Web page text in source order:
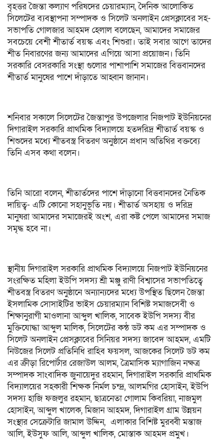
বৃহত্তর জৈন্তা কল্যাণ পরিষদের চেয়ারম্যান, দৈনিক আলোকিত
সিলেটের ব্যবস্থাপনা সম্পাদক ও সিলেট অনলাইন প্রেসক্লাবের সহ-
সভাপতি গোলজার আহমদ হেলাল বলেছেন, আমাদের সমাজের
সবচেয়ে বেশী শীতার্ত বয়স্ক এবং শিশুরা। তাই সবার আগে তাদের
শীত নিবারণের জন্য আমাদের এগিয়ে আসা প্রয়োজন। তিনি
সরকারি বেসরকারি সংস্থা গুলোর পাশাপাশি সমাজের বিত্তবানদের
শীতার্ত মানুষের পাশে দাঁড়াতে আহ্বান জানান।
শনিবার সকালে সিলেটের জৈন্তাপুর উপজেলার নিজপাট ইউনিয়নের
দিগারাইল সরকারি প্রাথমিক বিদ্যালয়ে হতদরিদ্র শীতার্ত বয়স্ক ও
শিশুদের মধ্যে শীতবস্ত্র বিতরণ অনুষ্ঠানে প্রধান অতিথির বক্তব্যে
তিনি এসব কথা বলেন।
তিনি আরো বলেন, শীতার্তদের পাশে দাঁড়ানো বিত্তবানদের নৈতিক
দায়িত্ব- এটি কোনো সহানুভূতি নয়। শীতার্ত অসহায় ও দরিদ্র
মানুষরা আমাদের সমাজেরই অংশ, এরা কষ্ট পেলে আমাদের সমাজ
সমৃদ্ধ হবে না।
স্থানীয় দিগারাইল সরকারি প্রাথমিক বিদ্যালয়ে নিজপাট ইউনিয়নের
সংরক্ষিত মহিলা ইউপি সদস্য শ্রী মঞ্জু রাণী বিশ্বাসের সভাপতিত্বে
শীতবস্ত্র বিতরণ অনুষ্ঠানে অন্যান্যদের মধ্যে উপস্থিত ছিলেন জৈন্তা
ইসলামিক সোসাইটির ভাইস চেয়ারম্যান বিশিষ্ট সমাজসেবী ও
শিক্ষানুরাগী মাওলানা আব্দুল খালিক, সাবেক ইউপি সদস্য বীর
মুক্তিযোদ্ধা আব্দুল মালিক, সিলেটের কন্ঠ ডট কম এর সম্পাদক ও
সিলেট অনলাইন প্রেসক্লাবের সিনিয়র সদস্য জাবেদ আহমদ, এমটি
নিউজের সিলেট প্রতিনিধি রাহিব ফয়সল, আজকের সিলেট ডট কম
এর ক্রীড়া রিপোর্টার রেজাউল আলম, ত্রৈমাসিক ম্যাগাজিন নক্ষত্র
সম্পাদক সাংবাদিক জুনায়েদুর রহমান, দিগারাইল সরকারি প্রাথমিক
বিদ্যালয়ের সহকারী শিক্ষক নির্মল চন্দ্র, আলমগির হোসাইন, ইউপি
সদস্য হাজি ফজলুর রহমান, ছাত্রনেতা গোলাম কিবরিয়া, নাজমুল
হোসাইন, আব্দুল খালেক, মিজান আহমদ, দিগারাইল গ্রাম উন্নয়ন
সংস্থার সেক্রেটারি জামাল উদ্দিন, এলাকার বিশিষ্ট মুরব্বী মন্তাজ
আলি, ইউসুফ আলি, আব্দুল খালিক, মোস্তাক আহমদ প্রমুখ।